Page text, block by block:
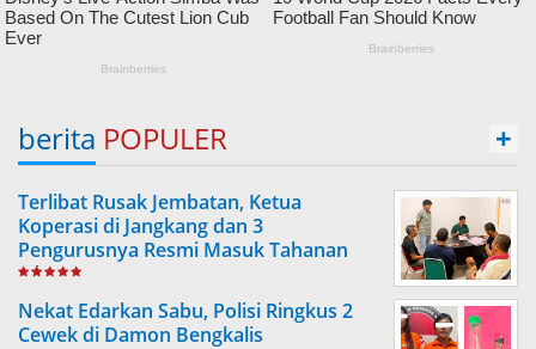
berita POPULER +
Terlibat Rusak Jembatan, Ketua
Koperasi di Jangkang dan 3
Pengurusnya Resmi Masuk Tahanan
Jaksa
Nekat Edarkan Sabu, Polisi Ringkus 2
Cewek di Damon Bengkalis